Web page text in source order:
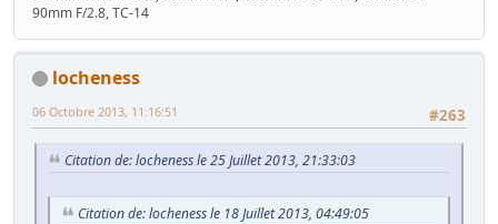
90mm F/2.8, TC-14
locheness
#263
06 Octobre 2013, 11:16:51
Citation de: locheness le 25 Juillet 2013, 21:33:03
Citation de: locheness le 18 Juillet 2013, 04:49:05